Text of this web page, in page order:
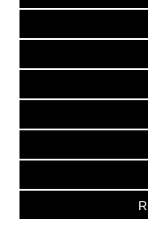
PRODUCT
▶ ウィメン
折り